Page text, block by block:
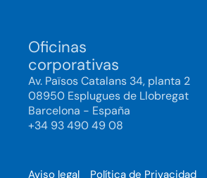
Oficinas
corporativas
Av. Països Catalans 34, planta 2
08950 Esplugues de Llobregat
Barcelona - España
+34 93 490 49 08
Aviso legal Política de Privacidad